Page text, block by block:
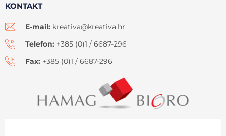
KONTAKT
E-mail: kreativa@kreativa.hr
Telefon: +385 (0)1 / 6687-296
Fax: +385 (0)1 / 6687-296